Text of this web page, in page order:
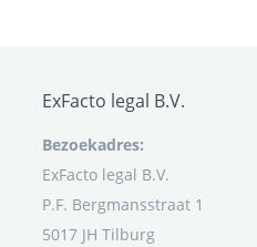
ExFacto legal B.V.
Bezoekadres:
ExFacto legal B.V.
P.F. Bergmansstraat 1
5017 JH Tilburg